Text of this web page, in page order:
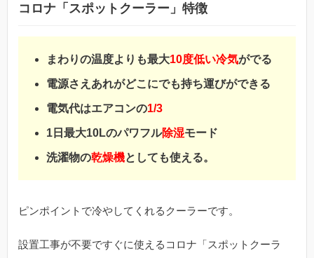
コロナ「スポットクーラー」特徴
まわりの温度よりも最大10度低い冷気がでる
電源さえあれがどこにでも持ち運びができる
電気代はエアコンの1/3
1日最大10Lのパワフル除湿モード
洗濯物の乾燥機としても使える。
ピンポイントで冷やしてくれるクーラーです。
設置工事が不要ですぐに使えるコロナ「スポットクーラ